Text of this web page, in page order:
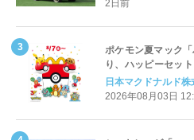
2日前
ポケモン夏マック
り、ハッピーセッ
定登場
日本マクドナルド株
2026年08月03日